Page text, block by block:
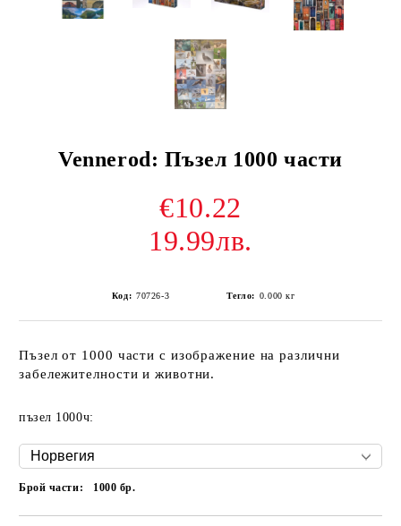
Vennerod: Пъзел 1000 части
€10.22
19.99лв.
Код: 70726-3 Тегло: 0.000 кг
Пъзел от 1000 части с изображение на различни
забележителности и животни.
пъзел 1000ч:
Брой части: 1000 бр.